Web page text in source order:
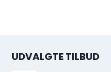
UDVALGTE TILBUD